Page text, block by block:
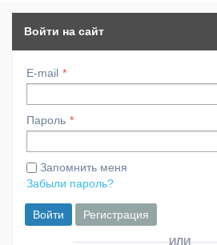
Войти на сайт
E-mail
Пароль
Запомнить меня
Забыли пароль?
Войти Регистрация
ИЛИ